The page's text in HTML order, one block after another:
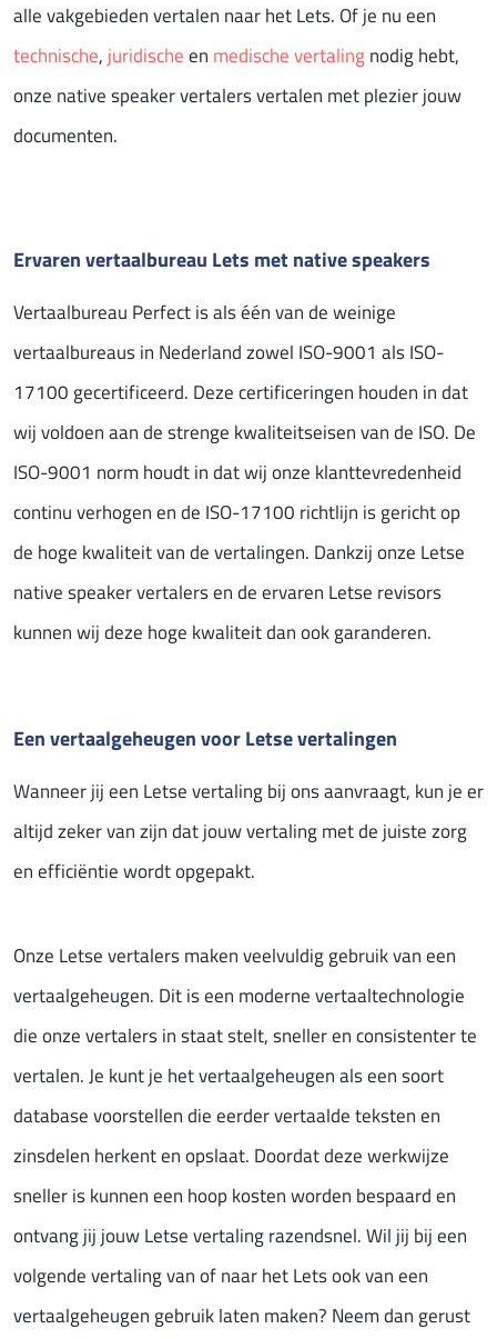
alle vakgebieden vertalen naar het Lets. Of je nu een
technische, juridischeen medische vertalingnodig hebt,
onze native speaker vertalers vertalen met plezier jouw
documenten.
Ervaren vertaalbureau Lets met native speakers
Vertaalbureau Perfect is als één van de weinige
vertaalbureaus in Nederland zowel ISO-9001 als ISO-
17100 gecertificeerd. Deze certificeringen houden in dat
wij voldoen aan de strenge kwaliteitseisen van de ISO. De
ISO-9001 norm houdt in dat wij onze klanttevredenheid
continu verhogen en de ISO-17100 richtlijn is gericht op
de hoge kwaliteit van de vertalingen. Dankzij onze Letse
native speaker vertalers en de ervaren Letse revisors
kunnen wij deze hoge kwaliteit dan ook garanderen.
Een vertaalgeheugen voor Letse vertalingen
Wanneer jij een Letse vertaling bij ons aanvraagt, kun je er
altijd zeker van zijn dat jouw vertaling met de juiste zorg
en efficiëntie wordt opgepakt.
Onze Letse vertalers maken veelvuldig gebruik van een
vertaalgeheugen. Dit is een moderne vertaaltechnologie
die onze vertalers in staat stelt, sneller en consistenter te
vertalen. Je kunt je het vertaalgeheugen als een soort
database voorstellen die eerder vertaalde teksten en
zinsdelen herkent en opslaat. Doordat deze werkwijze
sneller is kunnen een hoop kosten worden bespaard en
ontvang jij jouw Letse vertaling razendsnel. Wil jij bij een
volgende vertaling van of naar het Lets ook van een
vertaalgeheugen gebruik laten maken? Neem dan gerust